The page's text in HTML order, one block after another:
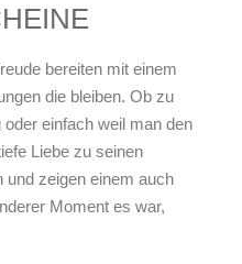
bereiten mit einem
die bleiben. Ob zu
einfach weil man den
Liebe zu seinen
und zeigen einem auch
Moment es war,